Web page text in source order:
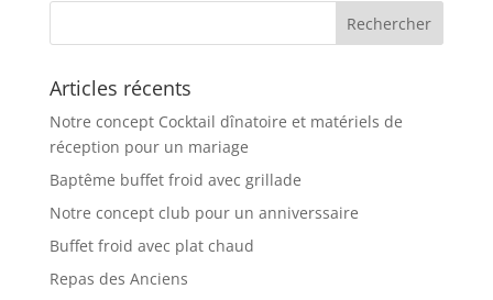
Articles récents
Notre concept Cocktail dînatoire et matériels de
réception pour un mariage
Baptême buffet froid avec grillade
Notre concept club pour un anniverssaire
Buffet froid avec plat chaud
Repas des Anciens